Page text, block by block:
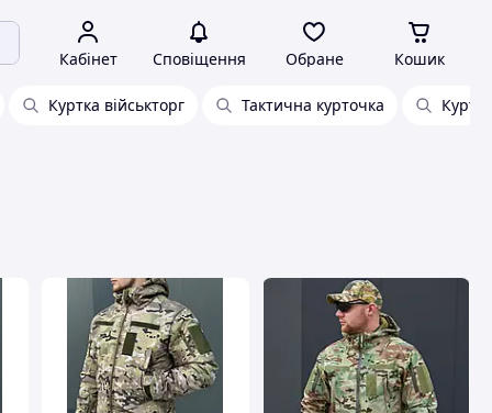
Кабінет Сповіщення Обране Кошик
Куртка військторг Тактична курточка